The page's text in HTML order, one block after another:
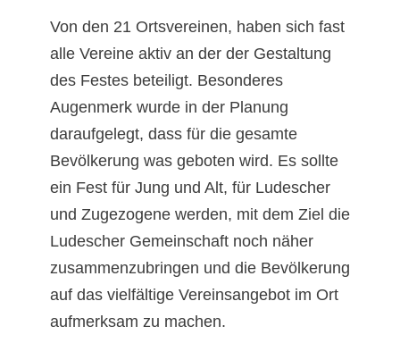
Von den 21 Ortsvereinen, haben sich fast
alle Vereine aktiv an der der Gestaltung
des Festes beteiligt. Besonderes
Augenmerk wurde in der Planung
daraufgelegt, dass für die gesamte
Bevölkerung was geboten wird. Es sollte
ein Fest für Jung und Alt, für Ludescher
und Zugezogene werden, mit dem Ziel die
Ludescher Gemeinschaft noch näher
zusammenzubringen und die Bevölkerung
auf das vielfältige Vereinsangebot im Ort
aufmerksam zu machen.